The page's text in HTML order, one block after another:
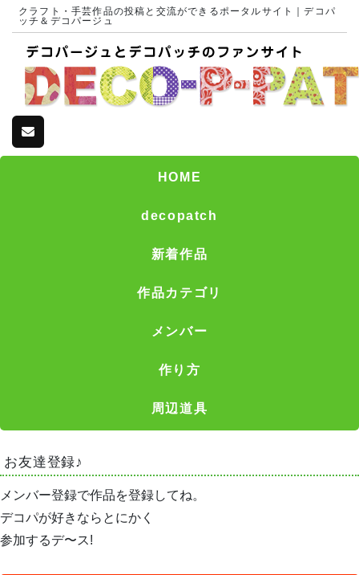
クラフト・手芸作品の投稿と交流ができるポータルサイト｜デコパ
ッチ＆デコパージュ
HOME
decopatch
新着作品
作品カテゴリ
メンバー
作り方
周辺道具
お友達登録♪
メンバー登録で作品を登録してね。
デコパが好きならとにかく
参加するデ〜ス!